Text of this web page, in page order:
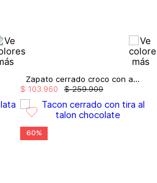
Zapato cerrado croco con aplique
$ 259.900
$ 103 960
60%